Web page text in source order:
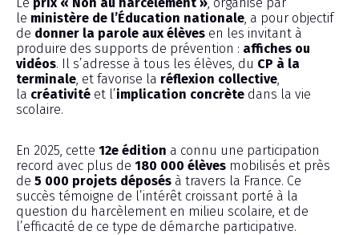
le ministère de l’Éducation nationale , a pour objectif
de donner la parole aux élèves en les invitant à
produire des supports de prévention : affiches ou
vidéos. Il s’adresse à tous les élèves, du CP à la
terminale , et favorise la réflexion collective
la créativité et l’implication concrète dans la vie
scolaire.
En 2025, cette 12e édition a connu une participation
record avec plus de 180 000 élèves mobilisés et près
de 5 000 projets déposés à travers la France. Ce
succès témoigne de l’intérêt croissant porté à la
question du harcèlement en milieu scolaire, et de
l’efficacité de ce type de démarche participative.